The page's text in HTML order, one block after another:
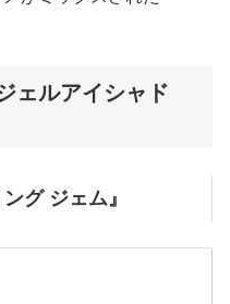
ェルアイシャド
グ ジェム』